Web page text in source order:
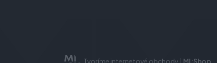
Tvoríme internetové obchody | MI:Shop